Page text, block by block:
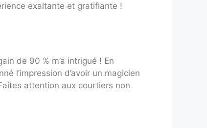
exaltante et gratifiante !
de 90 % m’a intrigué ! En
l’impression d’avoir un magicien
attention aux courtiers non